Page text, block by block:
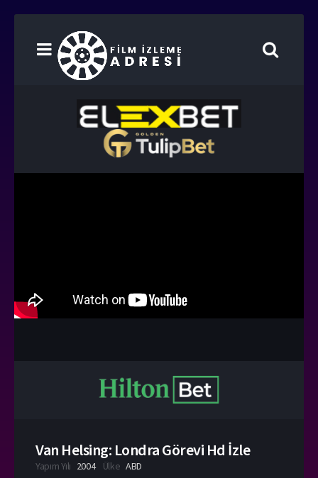
Van Helsing: Londra Görevi Hd İzle
Yapım Yılı 2004 Ülke ABD